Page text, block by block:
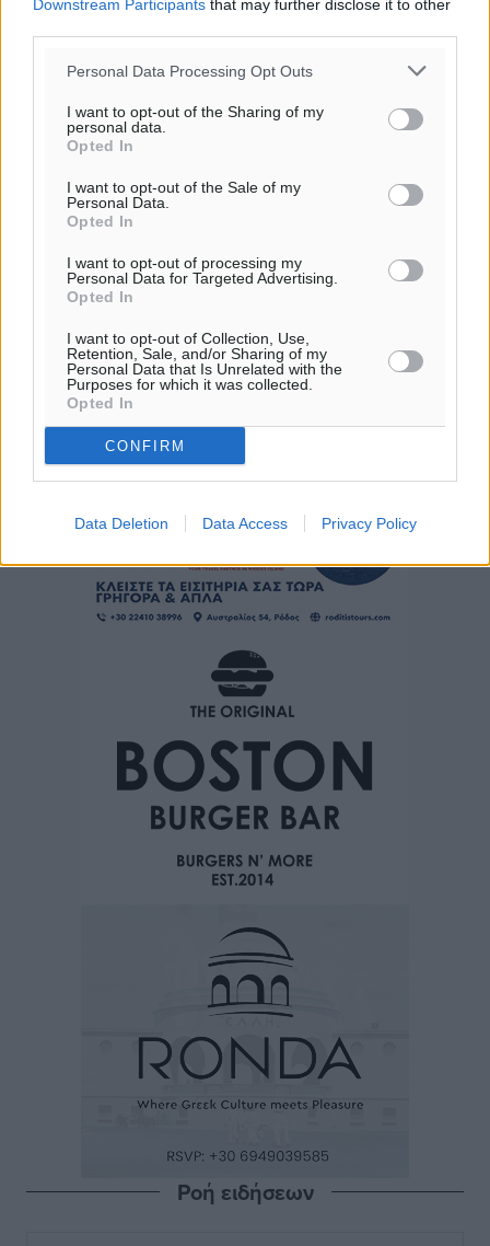
Downstream Participants that may further disclose it to other
Personal Data Processing Opt Outs
I want to opt-out of the Sharing of my
personal data.
Opted In
I want to opt-out of the Sale of my
Personal Data.
Opted In
I want to opt-out of processing my
Personal Data for Targeted Advertising.
Opted In
I want to opt-out of Collection, Use,
Retention, Sale, and/or Sharing of my
Personal Data that Is Unrelated with the
Purposes for which it was collected.
Opted In
CONFIRM
Data Deletion Data Access Privacy Policy
πρόγνωση:
Ροή ειδήσεων